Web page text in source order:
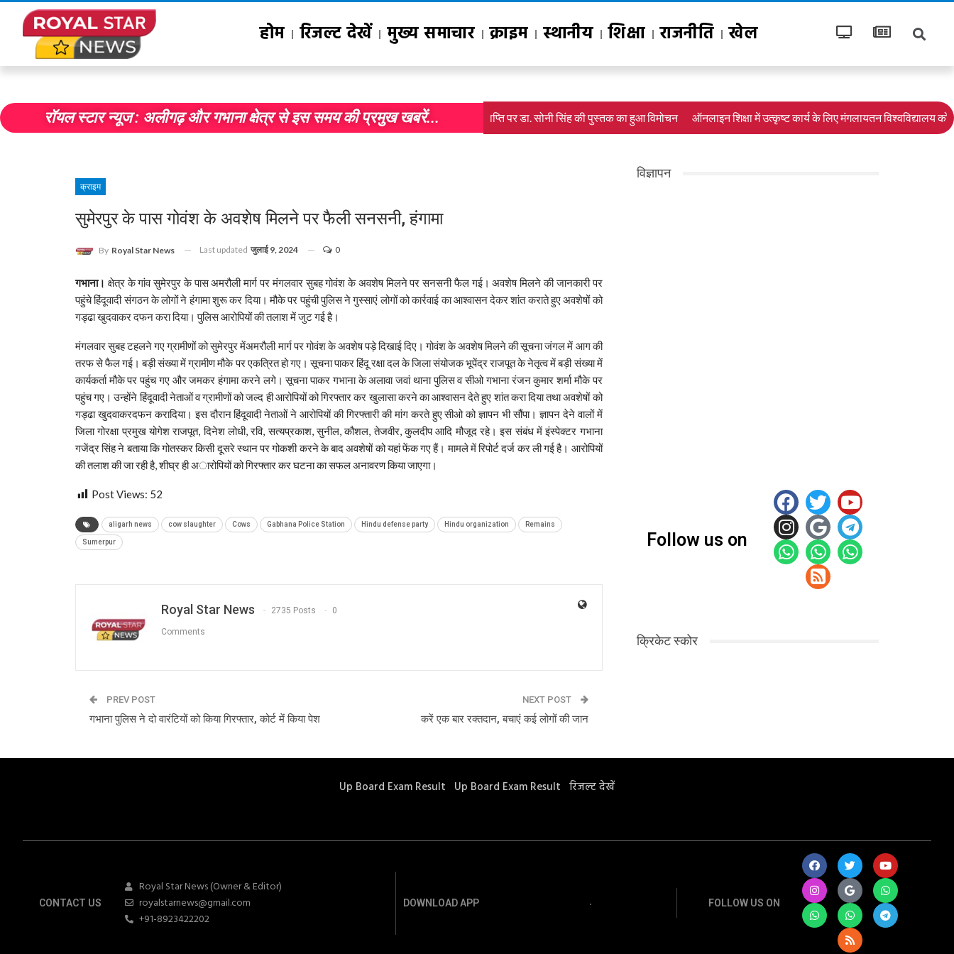
होम रिजल्ट देखें मुख्य समाचार क्राइम स्थानीय शिक्षा राजनीति खेल
रॉयल स्टार न्यूज : अलीगढ़ और गभाना क्षेत्र से इस समय की प्रमुख खबरें...जैव प्रौद्योगिकी से सतत विकास लक्ष्यों की प्राप्ति पर डा. सोनी सिंह की पुस्तक का हुआ विमोचन ऑनलाइन शिक्षा में उत्कृष्ट कार्य के लिए मंगलायतन विश्वविद्यालय को
क्राइम
सुमेरपुर के पास गोवंश के अवशेष मिलने पर फैली सनसनी, हंगामा
By Royal Star News Last updated जुलाई 9, 2024 0
गभाना। क्षेत्र के गांव सुमेरपुर के पास अमरौली मार्ग पर मंगलवार सुबह गोवंश के अवशेष मिलने पर सनसनी फैल गई। अवशेष मिलने की जानकारी पर
पहुंचे हिंदूवादी संगठन के लोगों ने हंगामा शुरू कर दिया। मौके पर पहुंची पुलिस ने गुस्साएं लोगों को कार्रवाई का आश्वासन देकर शांत कराते हुए अवशेषों को
गड्ढा खुदवाकर दफन करा दिया। पुलिस आरोपियों की तलाश में जुट गई है।
मंगलवार सुबह टहलने गए ग्रामीणों को सुमेरपुर मेंअमरौली मार्ग पर गोवंश के अवशेष पड़े दिखाई दिए। गोवंश के अवशेष मिलने की सूचना जंगल में आग की
तरफ से फैल गई। बड़ी संख्या में ग्रामीण मौके पर एकत्रित हो गए। सूचना पाकर हिंदू रक्षा दल के जिला संयोजक भूपेंद्र राजपूत के नेतृत्व में बड़ी संख्या में
कार्यकर्ता मौके पर पहुंच गए और जमकर हंगामा करने लगे। सूचना पाकर गभाना के अलावा जवां थाना पुलिस व सीओ गभाना रंजन कुमार शर्मा मौके पर
पहुंच गए। उन्होंने हिंदूवादी नेताओं व ग्रामीणों को जल्द ही आरोपियों को गिरफ्तार कर खुलासा करने का आश्वासन देते हुए शांत करा दिया तथा अवशेषों को
गड्ढा खुदवाकरदफन करादिया। इस दौरान हिंदूवादी नेताओं ने आरोपियों की गिरफ्तारी की मांग करते हुए सीओ को ज्ञापन भी सौंपा। ज्ञापन देने वालों में
जिला गोरक्षा प्रमुख योगेश राजपूत, दिनेश लोधी, रवि, सत्यप्रकाश, सुनील, कौशल, तेजवीर, कुलदीप आदि मौजूद रहे। इस संबंध में इंस्पेक्टर गभाना
गजेंद्र सिंह ने बताया कि गोतस्कर किसी दूसरे स्थान पर गोकशी करने के बाद अवशेषों को यहां फेंक गए हैं। मामले में रिपोर्ट दर्ज कर ली गई है। आरोपियों
की तलाश की जा रही है, शीघ्र ही अारोपियों को गिरफ्तार कर घटना का सफल अनावरण किया जाएगा।
Post Views: 52
aligarh news cow slaughter Cows Gabhana Police Station Hindu defense party Hindu organization Remains
Sumerpur
Royal Star News 2735 Posts 0
Comments
PREV POST
गभाना पुलिस ने दो वारंटियों को किया गिरफ्तार, कोर्ट में किया पेश
NEXT POST
करें एक बार रक्तदान, बचाएं कई लोगों की जान
विज्ञापन
Follow us on
क्रिकेट स्कोर
Up Board Exam Result Up Board Exam Result रिजल्ट देखें
CONTACT US
Royal Star News (Owner & Editor)
royalstarnews@gmail.com
+91-8923422202
DOWNLOAD APP FOLLOW US ON